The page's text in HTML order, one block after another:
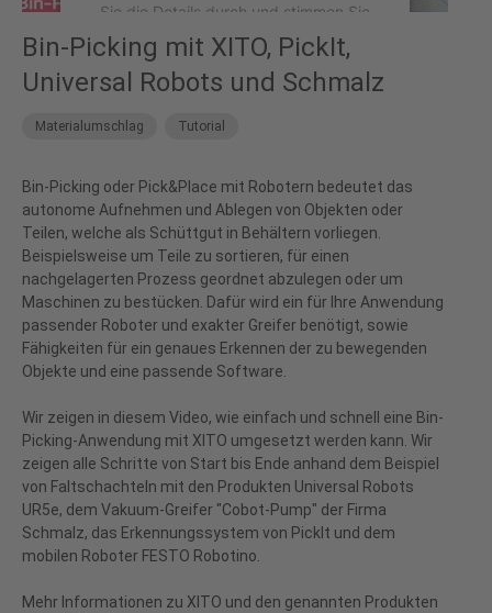
Sie die Details durch und stimmen Sie
der Nutzung des Service zu, um dieses
Video anzusehen.
powered byUsercentrics Consent
Management Platform&eRecht24
Bin-Picking mit XITO, PickIt,
Universal Robots und Schmalz
Materialumschlag Tutorial
Bin-Picking oder Pick&Place mit Robotern bedeutet das
autonome Aufnehmen und Ablegen von Objekten oder
Teilen, welche als Schüttgut in Behältern vorliegen.
Beispielsweise um Teile zu sortieren, für einen
nachgelagerten Prozess geordnet abzulegen oder um
Maschinen zu bestücken. Dafür wird ein für Ihre Anwendung
passender Roboter und exakter Greifer benötigt, sowie
Fähigkeiten für ein genaues Erkennen der zu bewegenden
Objekte und eine passende Software.
Wir zeigen in diesem Video, wie einfach und schnell eine Bin-
Picking-Anwendung mit XITO umgesetzt werden kann. Wir
zeigen alle Schritte von Start bis Ende anhand dem Beispiel
von Faltschachteln mit den Produkten Universal Robots
UR5e, dem Vakuum-Greifer "Cobot-Pump" der Firma
Schmalz, das Erkennungssystem von PickIt und dem
mobilen Roboter FESTO Robotino.
Mehr Informationen zu XITO und den genannten Produkten